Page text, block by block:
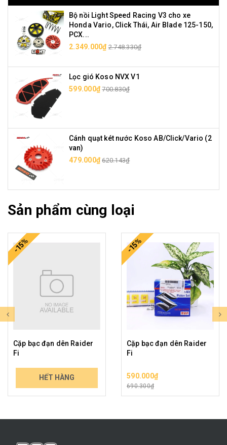
Bộ nồi Light Speed Racing V3 cho xe
Honda Vario, Click Thái, Air Blade 125-150,
PCX...
2.349.000₫ 2.748.330₫
Lọc gió Koso NVX V1
599.000₫ 700.830₫
Cánh quạt két nước Koso AB/Click/Vario (2
van)
479.000₫ 620.143₫
Sản phẩm cùng loại
-15%
Cặp bạc đạn dên Raider
Fi
299.000₫HẾT HÀNG
-15%
Cặp bạc đạn dên Raider
Fi
590.000₫
690.300₫